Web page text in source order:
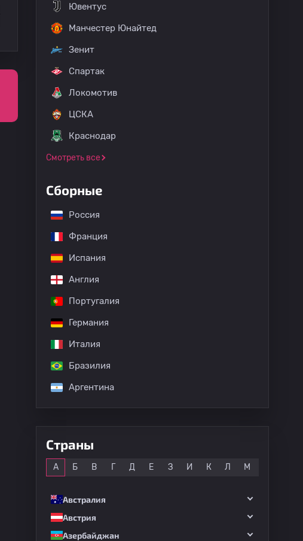
Ювентус
Манчестер Юнайтед
Зенит
Спартак
Локомотив
ЦСКА
Краснодар
Смотреть все
Сборные
Россия
Франция
Испания
Англия
Португалия
Германия
Италия
Бразилия
Аргентина
Страны
А Б В Г Д Е З И К Л М
Австралия
Австрия
Азербайджан